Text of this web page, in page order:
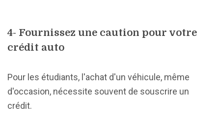
4- Fournissez une caution pour votre
crédit auto
Pour les étudiants, l'achat d'un véhicule, même
d'occasion, nécessite souvent de souscrire un
crédit.